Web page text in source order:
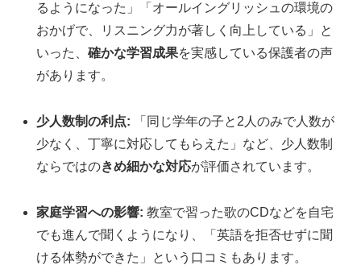
るようになった」「オールイングリッシュの環境の
おかげで、リスニング力が著しく向上している」と
いった、確かな学習成果を実感している保護者の声
があります。
少人数制の利点: 「同じ学年の子と2人のみで人数が
少なく、丁寧に対応してもらえた」など、少人数制
ならではのきめ細かな対応が評価されています。
家庭学習への影響: 教室で習った歌のCDなどを自宅
でも進んで聞くようになり、「英語を拒否せずに聞
ける体勢ができた」という口コミもあります。